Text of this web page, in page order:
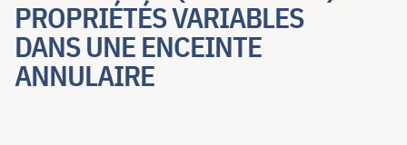
PROPRIÉTÉS VARIABLES
DANS UNE ENCEINTE
ANNULAIRE